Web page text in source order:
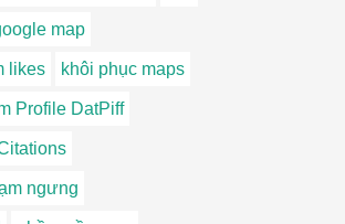
map
likes khôi phục maps
Profile DatPiff
ngưng